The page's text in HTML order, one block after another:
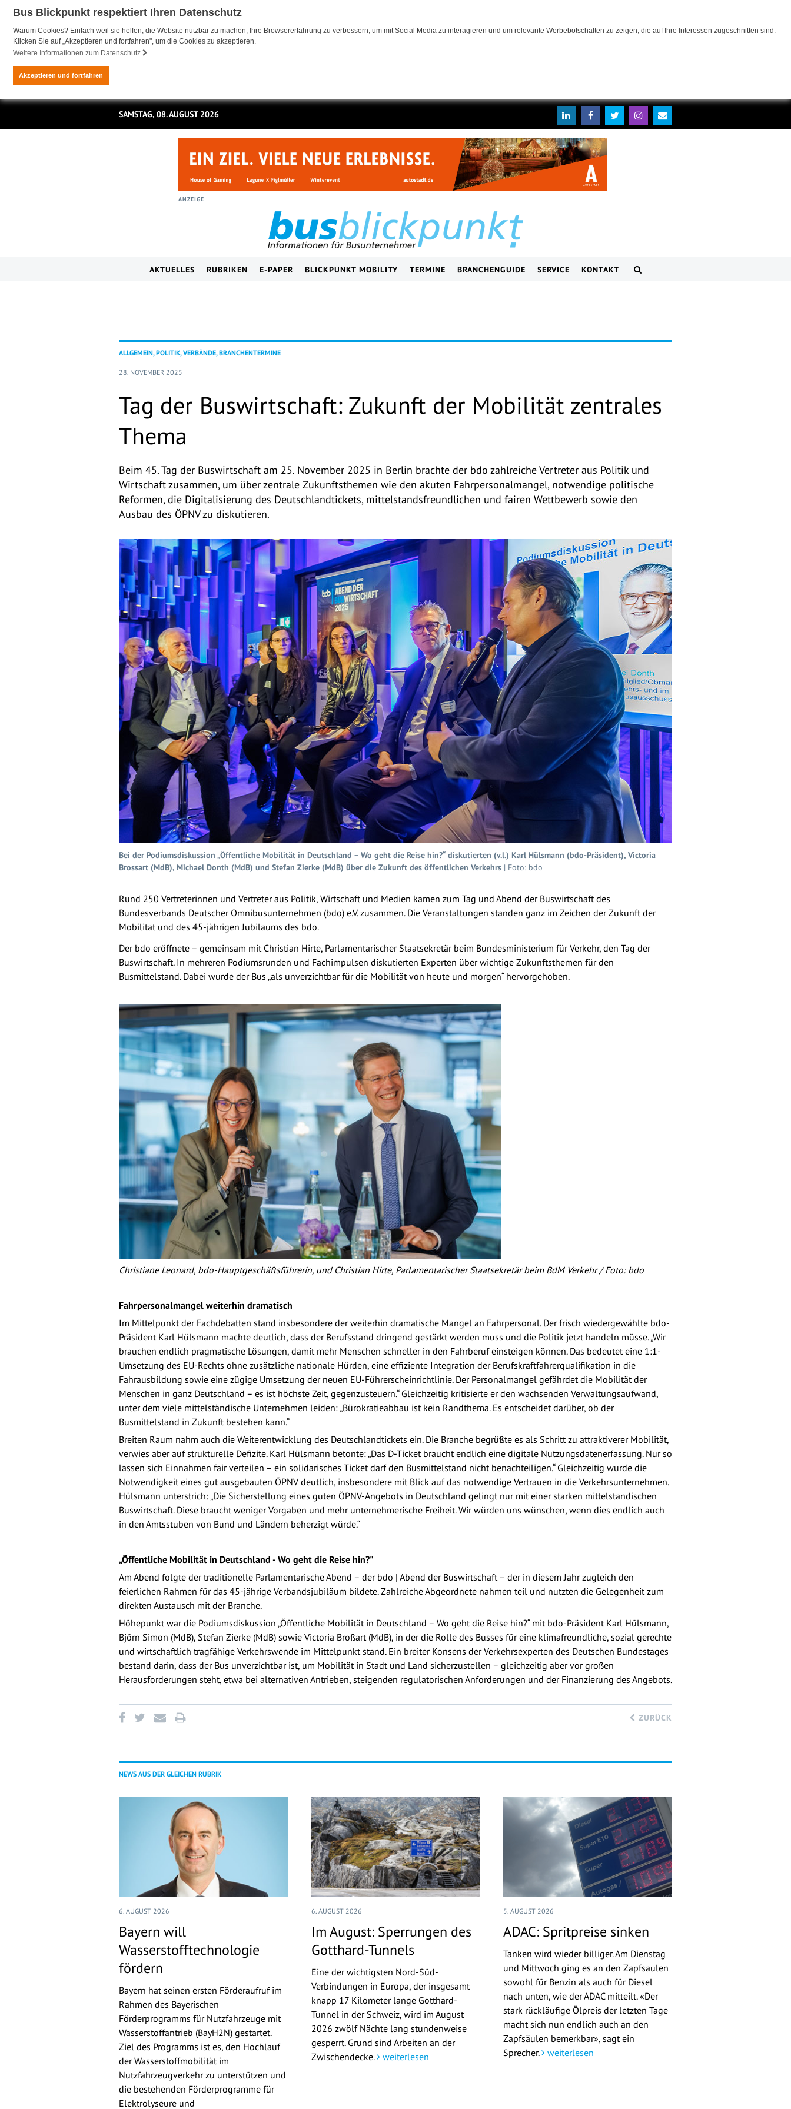
Bus Blickpunkt respektiert Ihren Datenschutz
Warum Cookies? Einfach weil sie helfen, die Website nutzbar zu machen, Ihre Browsererfahrung zu verbessern, um mit Social Media zu interagieren und um relevante Werbebotschaften zu zeigen, die auf Ihre Interessen zugeschnitten sind.
Klicken Sie auf „Akzeptieren und fortfahren", um die Cookies zu akzeptieren.
Weitere Informationen zum Datenschutz
Akzeptieren und fortfahren
SAMSTAG, 08. AUGUST 2026
ANZEIGE
AKTUELLES RUBRIKEN E-PAPER BLICKPUNKT MOBILITY TERMINE BRANCHENGUIDE SERVICE KONTAKT
ALLGEMEIN, POLITIK, VERBÄNDE, BRANCHENTERMINE
28. NOVEMBER 2025
Tag der Buswirtschaft: Zukunft der Mobilität zentrales
Thema
Beim 45. Tag der Buswirtschaft am 25. November 2025 in Berlin brachte der bdo zahlreiche Vertreter aus Politik und
Wirtschaft zusammen, um über zentrale Zukunftsthemen wie den akuten Fahrpersonalmangel, notwendige politische
Reformen, die Digitalisierung des Deutschlandtickets, mittelstandsfreundlichen und fairen Wettbewerb sowie den
Ausbau des ÖPNV zu diskutieren.
Bei der Podiumsdiskussion „Öffentliche Mobilität in Deutschland – Wo geht die Reise hin?“ diskutierten (v.l.) Karl Hülsmann (bdo-Präsident), Victoria
Brossart (MdB), Michael Donth (MdB) und Stefan Zierke (MdB) über die Zukunft des öffentlichen Verkehrs | Foto: bdo
Rund 250 Vertreterinnen und Vertreter aus Politik, Wirtschaft und Medien kamen zum Tag und Abend der Buswirtschaft des
Bundesverbands Deutscher Omnibusunternehmen (bdo) e.V. zusammen. Die Veranstaltungen standen ganz im Zeichen der Zukunft der
Mobilität und des 45-jährigen Jubiläums des bdo.
Der bdo eröffnete – gemeinsam mit Christian Hirte, Parlamentarischer Staatsekretär beim Bundesministerium für Verkehr, den Tag der
Buswirtschaft. In mehreren Podiumsrunden und Fachimpulsen diskutierten Experten über wichtige Zukunftsthemen für den
Busmittelstand. Dabei wurde der Bus „als unverzichtbar für die Mobilität von heute und morgen“ hervorgehoben.
Christiane Leonard, bdo-Hauptgeschäftsführerin, und Christian Hirte, Parlamentarischer Staatsekretär beim BdM Verkehr / Foto: bdo
Fahrpersonalmangel weiterhin dramatisch
Im Mittelpunkt der Fachdebatten stand insbesondere der weiterhin dramatische Mangel an Fahrpersonal. Der frisch wiedergewählte bdo-
Präsident Karl Hülsmann machte deutlich, dass der Berufsstand dringend gestärkt werden muss und die Politik jetzt handeln müsse. „Wir
brauchen endlich pragmatische Lösungen, damit mehr Menschen schneller in den Fahrberuf einsteigen können. Das bedeutet eine 1:1-
Umsetzung des EU-Rechts ohne zusätzliche nationale Hürden, eine effiziente Integration der Berufskraftfahrerqualifikation in die
Fahrausbildung sowie eine zügige Umsetzung der neuen EU-Führerscheinrichtlinie. Der Personalmangel gefährdet die Mobilität der
Menschen in ganz Deutschland – es ist höchste Zeit, gegenzusteuern.“ Gleichzeitig kritisierte er den wachsenden Verwaltungsaufwand,
unter dem viele mittelständische Unternehmen leiden: „Bürokratieabbau ist kein Randthema. Es entscheidet darüber, ob der
Busmittelstand in Zukunft bestehen kann.“
Breiten Raum nahm auch die Weiterentwicklung des Deutschlandtickets ein. Die Branche begrüßte es als Schritt zu attraktiverer Mobilität,
verwies aber auf strukturelle Defizite. Karl Hülsmann betonte: „Das D-Ticket braucht endlich eine digitale Nutzungsdatenerfassung. Nur so
lassen sich Einnahmen fair verteilen – ein solidarisches Ticket darf den Busmittelstand nicht benachteiligen.“ Gleichzeitig wurde die
Notwendigkeit eines gut ausgebauten ÖPNV deutlich, insbesondere mit Blick auf das notwendige Vertrauen in die Verkehrsunternehmen.
Hülsmann unterstrich: „Die Sicherstellung eines guten ÖPNV-Angebots in Deutschland gelingt nur mit einer starken mittelständischen
Buswirtschaft. Diese braucht weniger Vorgaben und mehr unternehmerische Freiheit. Wir würden uns wünschen, wenn dies endlich auch
in den Amtsstuben von Bund und Ländern beherzigt würde.“
„Öffentliche Mobilität in Deutschland - Wo geht die Reise hin?"
Am Abend folgte der traditionelle Parlamentarische Abend – der bdo | Abend der Buswirtschaft – der in diesem Jahr zugleich den
feierlichen Rahmen für das 45-jährige Verbandsjubiläum bildete. Zahlreiche Abgeordnete nahmen teil und nutzten die Gelegenheit zum
direkten Austausch mit der Branche.
Höhepunkt war die Podiumsdiskussion „Öffentliche Mobilität in Deutschland – Wo geht die Reise hin?“ mit bdo-Präsident Karl Hülsmann,
Björn Simon (MdB), Stefan Zierke (MdB) sowie Victoria Broßart (MdB), in der die Rolle des Busses für eine klimafreundliche, sozial gerechte
und wirtschaftlich tragfähige Verkehrswende im Mittelpunkt stand. Ein breiter Konsens der Verkehrsexperten des Deutschen Bundestages
bestand darin, dass der Bus unverzichtbar ist, um Mobilität in Stadt und Land sicherzustellen – gleichzeitig aber vor großen
Herausforderungen steht, etwa bei alternativen Antrieben, steigenden regulatorischen Anforderungen und der Finanzierung des Angebots.
ZURÜCK
NEWS AUS DER GLEICHEN RUBRIK
6. AUGUST 2026
Bayern will
Wasserstofftechnologie
fördern
Bayern hat seinen ersten Förderaufruf im
Rahmen des Bayerischen
Förderprogramms für Nutzfahrzeuge mit
Wasserstoffantrieb (BayH2N) gestartet.
Ziel des Programms ist es, den Hochlauf
der Wasserstoffmobilität im
Nutzfahrzeugverkehr zu unterstützen und
die bestehenden Förderprogramme für
Elektrolyseure und
6. AUGUST 2026
Im August: Sperrungen des
Gotthard-Tunnels
Eine der wichtigsten Nord-Süd-
Verbindungen in Europa, der insgesamt
knapp 17 Kilometer lange Gotthard-
Tunnel in der Schweiz, wird im August
2026 zwölf Nächte lang stundenweise
gesperrt. Grund sind Arbeiten an der
Zwischendecke. weiterlesen
5. AUGUST 2026
ADAC: Spritpreise sinken
Tanken wird wieder billiger. Am Dienstag
und Mittwoch ging es an den Zapfsäulen
sowohl für Benzin als auch für Diesel
nach unten, wie der ADAC mitteilt. «Der
stark rückläufige Ölpreis der letzten Tage
macht sich nun endlich auch an den
Zapfsäulen bemerkbar», sagt ein
Sprecher. weiterlesen